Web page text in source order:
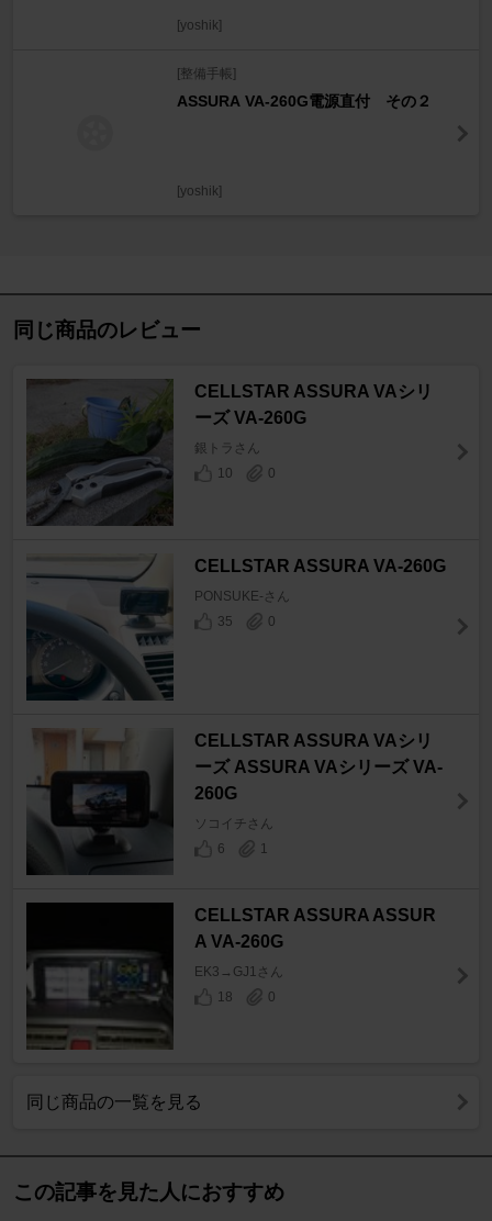
[yoshik]
[整備手帳]
ASSURA VA-260G電源直付 その２
[yoshik]
同じ商品のレビュー
CELLSTAR ASSURA VAシリ
ーズ VA-260G
銀トラさん
10
0
CELLSTAR ASSURA VA-260G
PONSUKE-さん
35
0
CELLSTAR ASSURA VAシリ
ーズ ASSURA VAシリーズ VA-
260G
ソコイチさん
6
1
CELLSTAR ASSURA ASSUR
A VA-260G
EK3→GJ1さん
18
0
同じ商品の一覧を見る
この記事を見た人におすすめ